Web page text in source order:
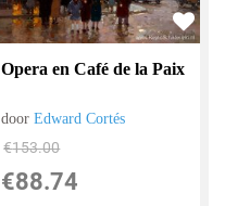
Opera en Café de la Paix
doorEdward Cortés
€153.00
€88.74